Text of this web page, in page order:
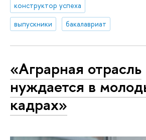
конструктор успеха
выпускники
бакалавриат
«Аграрная отрасль
нуждается в
кадрах»